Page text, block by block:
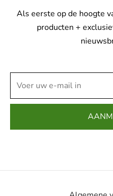
Als eerste op de hoogte
producten +